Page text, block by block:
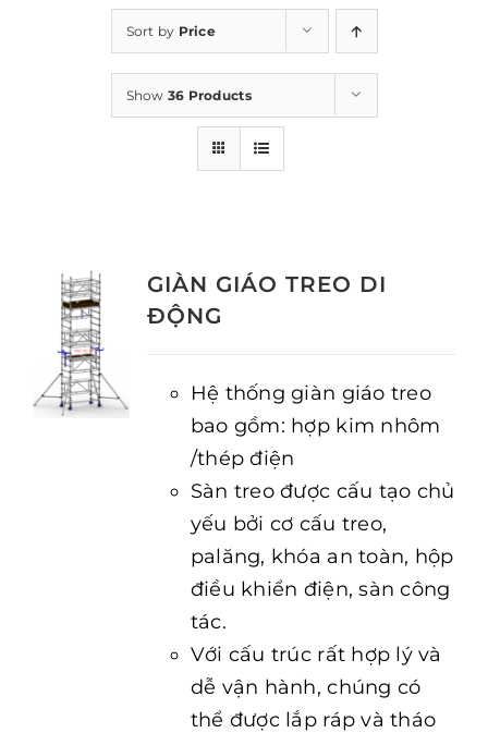
Sort by Price
Show 36 Products
GIÀN GIÁO TREO DI
ĐỘNG
Hệ thống giàn giáo treo
bao gồm: hợp kim nhôm
/thép điện
Sàn treo được cấu tạo chủ
yếu bởi cơ cấu treo,
palăng, khóa an toàn, hộp
điều khiển điện, sàn công
tác.
Với cấu trúc rất hợp lý và
dễ vận hành, chúng có
thể được lắp ráp và tháo